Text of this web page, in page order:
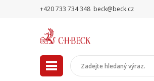
+420 733 734 348 beck@beck.cz